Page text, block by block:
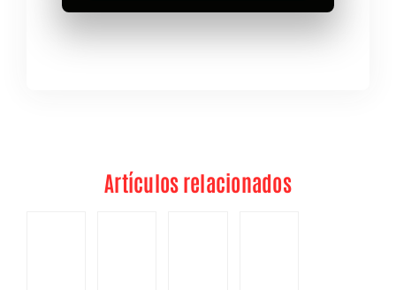
Artículos relacionados